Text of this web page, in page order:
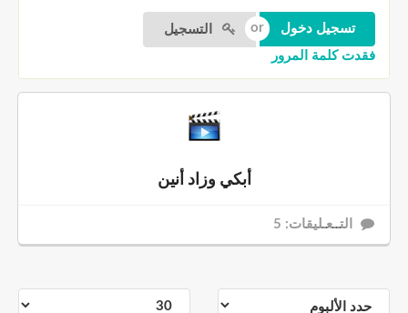
التسجيل
فقدت كلمة المرور
أبكي وزاد أنين
التــعـليقات: 5